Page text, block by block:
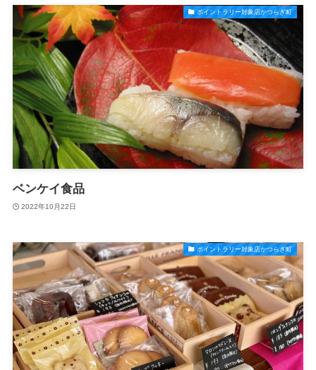
ポイントラリー対象店かつらぎ町
ベンケイ食品
2022年10月22日
ポイントラリー対象店かつらぎ町